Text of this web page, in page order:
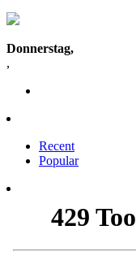
Donnerstag,
,
Recent
Popular